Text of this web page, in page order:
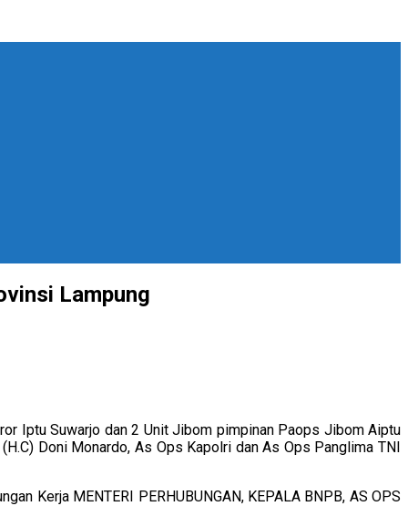
Lampung
Iptu Suwarjo dan 2 Unit Jibom pimpinan Paops Jibom Aiptu
Doni Monardo, As Ops Kapolri dan As Ops Panglima TNI
Kerja MENTERI PERHUBUNGAN, KEPALA BNPB, AS OPS